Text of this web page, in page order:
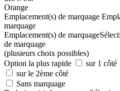
Orange
Emplacement(s) de marquage
marquage
Emplacement(s) de marquage
de marquage
(plusieurs choix possibles)
Option la plus rapide
sur 1 côté
sur le 2ème côté
Sans marquage